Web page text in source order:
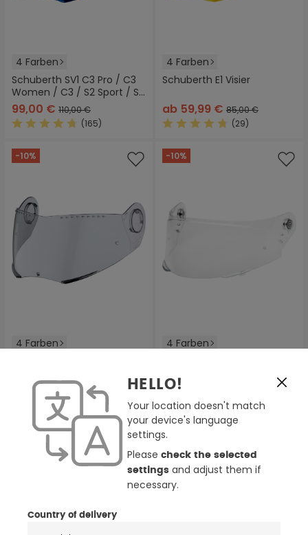
4 Farben
Schuberth SV1 C3 Pro / C3
Women / C3 / S2 Sport / S2
Visier
99,00 € 110,00 €
(165)
4 Farben
Schuberth E1 Visier
ab 59,99 € 85,00 €
(29)
-10%
4 Farben
Visier
72,00 €80,00 €
Durchschnittliche Bewertung von 4.6 von 5 Sternen
-10%
4 Farben
63,00 €
Durchschnittliche
(18)
HELLO!
Your location doesn't match
your device's language
settings.
Please check the selected
settings and adjust them if
necessary.
Country of delivery